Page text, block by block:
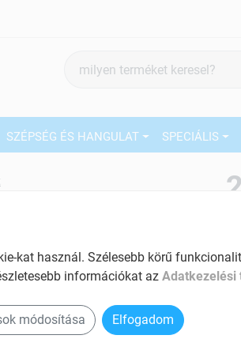
keresés
SZÉPSÉG ÉS HANGULAT SPECIÁLIS
db
a normál vércukorszint
kat használ. Szélesebb körű
információkat az Adatkezelési
módosítása Elfogadom